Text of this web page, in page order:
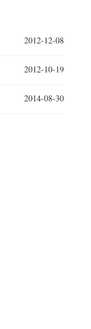
2012-12-08
2012-10-19
2014-08-30